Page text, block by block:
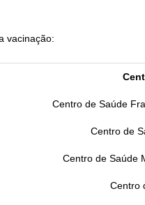
vacinação:
Centro de Saúde
Centro de
Centro de Saúde
Centro